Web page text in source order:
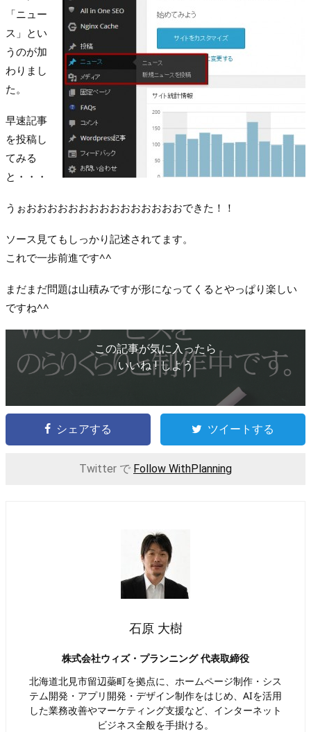
「ニュー
ス」とい
うのが加
わりまし
た。
早速記事
を投稿し
てみる
と・・・
うぉおおおおおおおおおおおおおおおできた！！
ソース見てもしっかり記述されてます。
これで一歩前進です^^
まだまだ問題は山積みですが形になってくるとやっぱり楽しい
ですね^^
この記事が気に入ったら
いいね ! しよう
シェアする ツイートする
Twitter で Follow WithPlanning
石原 大樹
株式会社ウィズ・プランニング 代表取締役
北海道北見市留辺蘂町を拠点に、ホームページ制作・シス
テム開発・アプリ開発・デザイン制作をはじめ、AIを活用
した業務改善やマーケティング支援など、インターネット
ビジネス全般を手掛ける。